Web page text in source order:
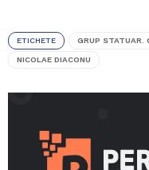
ETICHETE GRUP STATUAR.
NICOLAE DIACONU